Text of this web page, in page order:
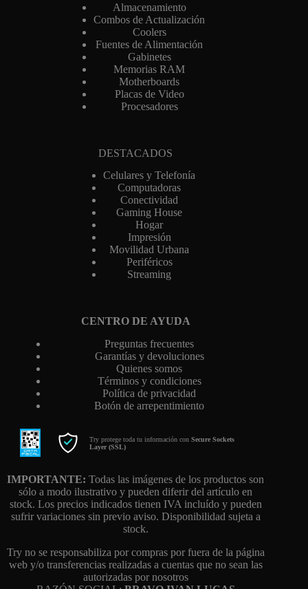
Almacenamiento
Combos de Actualización
Coolers
Fuentes de Alimentación
Gabinetes
Memorias RAM
Motherboards
Placas de Video
Procesadores
DESTACADOS
Celulares y Telefonía
Computadoras
Conectividad
Gaming House
Hogar
Impresión
Movilidad Urbana
Periféricos
Streaming
CENTRO DE AYUDA
Preguntas frecuentes
Garantías y devoluciones
Quienes somos
Términos y condiciones
Política de privacidad
Botón de arrepentimiento
Try protege toda tu información con Secure Sockets
Layer (SSL)
IMPORTANTE: Todas las imágenes de los productos son
sólo a modo ilustrativo y pueden diferir del artículo en
stock. Los precios indicados tienen IVA incluído y pueden
sufrir variaciones sin previo aviso. Disponibilidad sujeta a
stock.
Try no se responsabiliza por compras por fuera de la página
web y/o transferencias realizadas a cuentas que no sean las
autorizadas por nosotros